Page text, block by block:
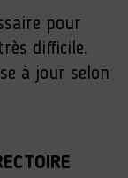
pour
difficile.
à jour selon